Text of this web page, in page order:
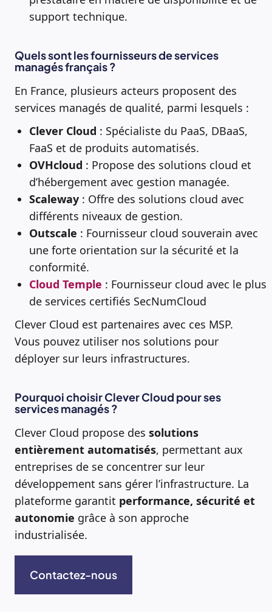
support technique.
Quels sont les fournisseurs de services
managés français ?
En France, plusieurs acteurs proposent des
services managés de qualité, parmi lesquels :
Clever Cloud : Spécialiste du PaaS, DBaaS,
FaaS et de produits automatisés.
OVHcloud : Propose des solutions cloud et
d’hébergement avec gestion managée.
Scaleway : Offre des solutions cloud avec
différents niveaux de gestion.
Outscale : Fournisseur cloud souverain avec
une forte orientation sur la sécurité et la
conformité.
Cloud Temple : Fournisseur cloud avec le plus
de services certifiés SecNumCloud
Clever Cloud est partenaires avec ces MSP.
Vous pouvez utiliser nos solutions pour
déployer sur leurs infrastructures.
Pourquoi choisir Clever Cloud pour ses
services managés ?
Clever Cloud propose des solutions
entièrement automatisés, permettant aux
entreprises de se concentrer sur leur
développement sans gérer l’infrastructure. La
plateforme garantit performance, sécurité et
autonomie grâce à son approche
industrialisée.
Contactez-nous